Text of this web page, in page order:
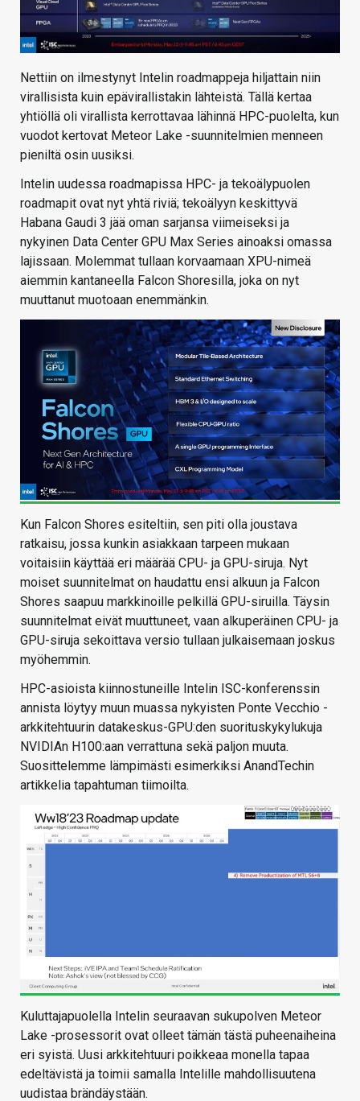
Nettiin on ilmestynyt Intelin roadmappeja hiljattain niin
virallisista kuin epävirallistakin lähteistä. Tällä kertaa
yhtiöllä oli virallista kerrottavaa lähinnä HPC-puolelta, kun
vuodot kertovat Meteor Lake -suunnitelmien menneen
pieniltä osin uusiksi.
Intelin uudessa roadmapissa HPC- ja tekoälypuolen
roadmapit ovat nyt yhtä riviä; tekoälyyn keskittyvä
Habana Gaudi 3 jää oman sarjansa viimeiseksi ja
nykyinen Data Center GPU Max Series ainoaksi omassa
lajissaan. Molemmat tullaan korvaamaan XPU-nimeä
aiemmin kantaneella Falcon Shoresilla, joka on nyt
muuttanut muotoaan enemmänkin.
Kun Falcon Shores esiteltiin, sen piti olla joustava
ratkaisu, jossa kunkin asiakkaan tarpeen mukaan
voitaisiin käyttää eri määrää CPU- ja GPU-siruja. Nyt
moiset suunnitelmat on haudattu ensi alkuun ja Falcon
Shores saapuu markkinoille pelkillä GPU-siruilla. Täysin
suunnitelmat eivät muuttuneet, vaan alkuperäinen CPU- ja
GPU-siruja sekoittava versio tullaan julkaisemaan joskus
myöhemmin.
HPC-asioista kiinnostuneille Intelin ISC-konferenssin
annista löytyy muun muassa nykyisten Ponte Vecchio -
arkkitehtuurin datakeskus-GPU:den suorituskykylukuja
NVIDIAn H100:aan verrattuna sekä paljon muuta.
Suosittelemme lämpimästi esimerkiksi AnandTechin
artikkelia tapahtuman tiimoilta.
Kuluttajapuolella Intelin seuraavan sukupolven Meteor
Lake -prosessorit ovat olleet tämän tästä puheenaiheina
eri syistä. Uusi arkkitehtuuri poikkeaa monella tapaa
edeltävistä ja toimii samalla Intelille mahdollisuutena
uudistaa brändäystään.